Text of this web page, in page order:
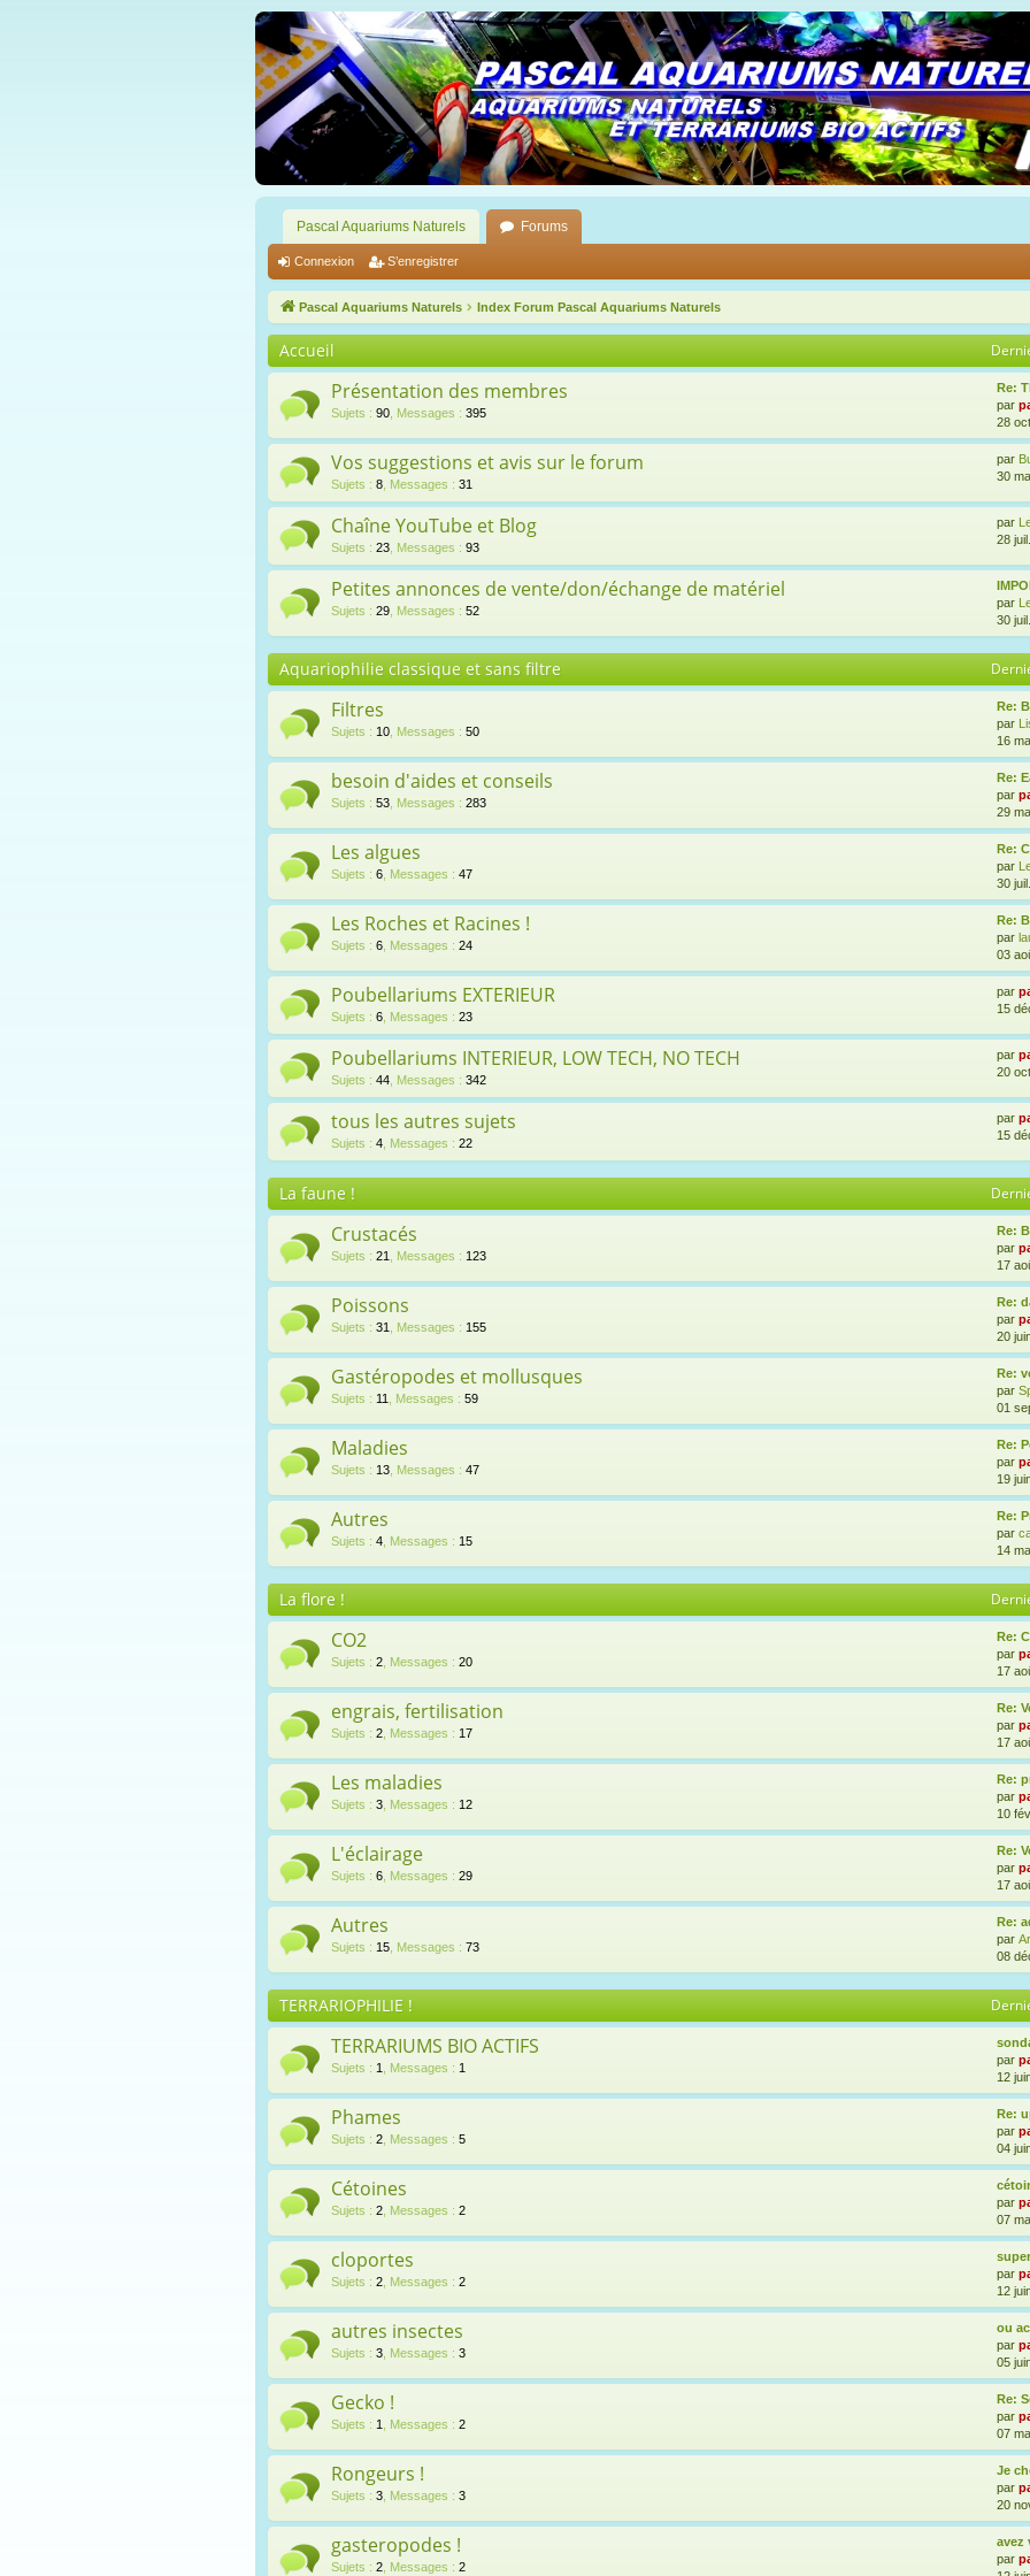
Pascal Aquariums Naturels Forums
Connexion S’enregistrer
Pascal Aquariums Naturels Index Forum Pascal Aquariums Naturels
Accueil
Présentation des membres
Sujets : 90 Messages : 395
Re:
par
28
Vos suggestions et avis sur le forum
Sujets : 8 Messages : 31
par
30
Chaîne YouTube et Blog
Sujets : 23 Messages : 93
par
28
Petites annonces de vente/don/échange de matériel
Sujets : 29 Messages : 52
par
30
Aquariophilie classique et sans filtre
Filtres
Sujets : 10 Messages : 50
Re:
par
16
besoin d'aides et conseils
Sujets : 53 Messages : 283
Re:
par
29
Les algues
Sujets : 6 Messages : 47
Re:
par
30
Les Roches et Racines !
Sujets : 6 Messages : 24
Re:
par
03
Poubellariums EXTERIEUR
Sujets : 6 Messages : 23
par
15
Poubellariums INTERIEUR, LOW TECH, NO TECH
Sujets : 44 Messages : 342
par
20
tous les autres sujets
Sujets : 4 Messages : 22
par
15
La faune !
Crustacés
Sujets : 21 Messages : 123
Re:
par
17
Poissons
Sujets : 31 Messages : 155
Re:
par
20
Gastéropodes et mollusques
Sujets : 11 Messages : 59
Re:
par
01
Maladies
Sujets : 13 Messages : 47
Re:
par
19
Autres
Sujets : 4 Messages : 15
Re:
par
14
La flore !
CO2
Sujets : 2 Messages : 20
Re:
par
17
engrais, fertilisation
Sujets : 2 Messages : 17
Re:
par
17
Les maladies
Sujets : 3 Messages : 12
Re:
par
10
L'éclairage
Sujets : 6 Messages : 29
Re:
par
17
Autres
Sujets : 15 Messages : 73
Re:
par
08
TERRARIOPHILIE !
TERRARIUMS BIO ACTIFS
Sujets : 1 Messages : 1
par
12
Phames
Sujets : 2 Messages : 5
Re:
par
04
Cétoines
Sujets : 2 Messages : 2
par
07
cloportes
Sujets : 2 Messages : 2
par
12
autres insectes
Sujets : 3 Messages : 3
ou
par
05
Gecko !
Sujets : 1 Messages : 2
Re:
par
07
Rongeurs !
Sujets : 3 Messages : 3
Je
par
20
gasteropodes !
Sujets : 2 Messages : 2
avez
par